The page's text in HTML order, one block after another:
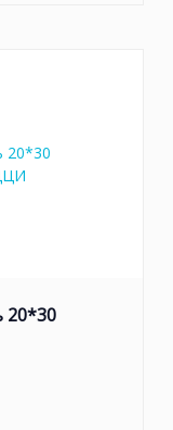
20*30